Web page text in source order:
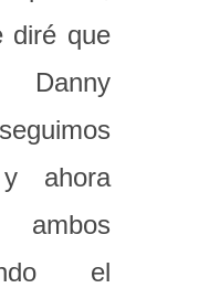
diré que
Danny
ahora
el